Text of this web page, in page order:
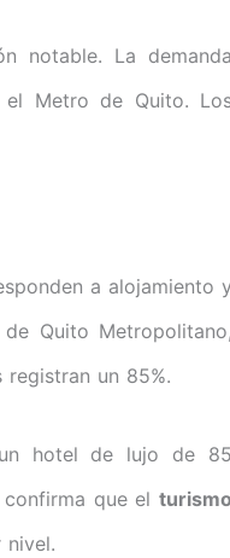
notable. La demanda
Metro de Quito.
a alojamiento y
Quito Metropolitano,
un 85%.
hotel de lujo de 85
que el turismo
nivel.